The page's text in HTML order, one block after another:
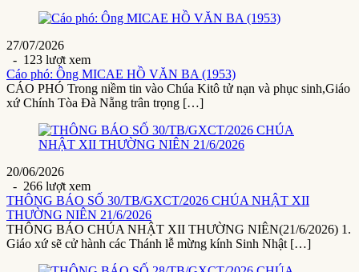
27/07/2026
- 123 lượt xem
Cáo phó: Ông MICAE HỒ VĂN BA (1953)
CÁO PHÓ Trong niềm tin vào Chúa Kitô tử nạn và phục sinh,Giáo
xứ Chính Tòa Đà Nẵng trân trọng […]
20/06/2026
- 266 lượt xem
THÔNG BÁO SỐ 30/TB/GXCT/2026 CHÚA NHẬT XII
THƯỜNG NIÊN 21/6/2026
THÔNG BÁO CHÚA NHẬT XII THƯỜNG NIÊN(21/6/2026) 1.
Giáo xứ sẽ cử hành các Thánh lễ mừng kính Sinh Nhật […]